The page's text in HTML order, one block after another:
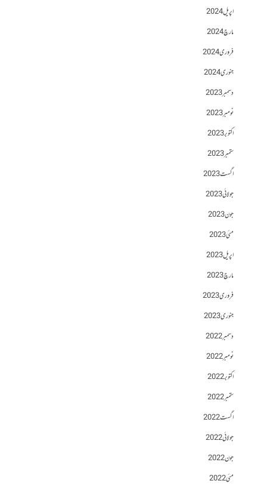
اپریل 2024
مارچ 2024
فروری 2024
جنوری 2024
دسمبر 2023
نومبر 2023
اکتوبر 2023
ستمبر 2023
اگست 2023
جولائی 2023
جون 2023
مئی 2023
اپریل 2023
مارچ 2023
فروری 2023
جنوری 2023
دسمبر 2022
نومبر 2022
اکتوبر 2022
ستمبر 2022
اگست 2022
جولائی 2022
جون 2022
مئی 2022